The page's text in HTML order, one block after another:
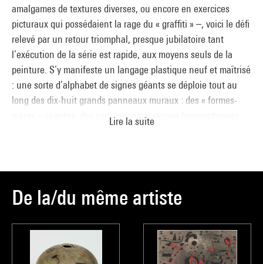
amalgames de textures diverses, ou encore en exercices
picturaux qui possédaient la rage du « graffiti » –, voici le défi
relevé par un retour triomphal, presque jubilatoire tant
l’exécution de la série est rapide, aux moyens seuls de la
peinture. S’y manifeste un langage plastique neuf et maîtrisé
: une sorte d’alphabet de signes géants se déploie tout au
long des dix-huit grands panneaux muraux : des « formes-
mères » géantes, des concrétions osseuses biomorphiques,
pouvoir de suggestion est total, tout à la fois visuel, sonore et
poétique, comme le sera le message d’espoir donné par Miró,
en 1940-1941, par la série des vingt-trois « Constellations »,
peintes à Varengeville et à Palma de Majorque. Il a valeur,
pour lui qui avait déjà déclaré en 1928 que la « peinture est
Lire la suite
De la/du même artiste